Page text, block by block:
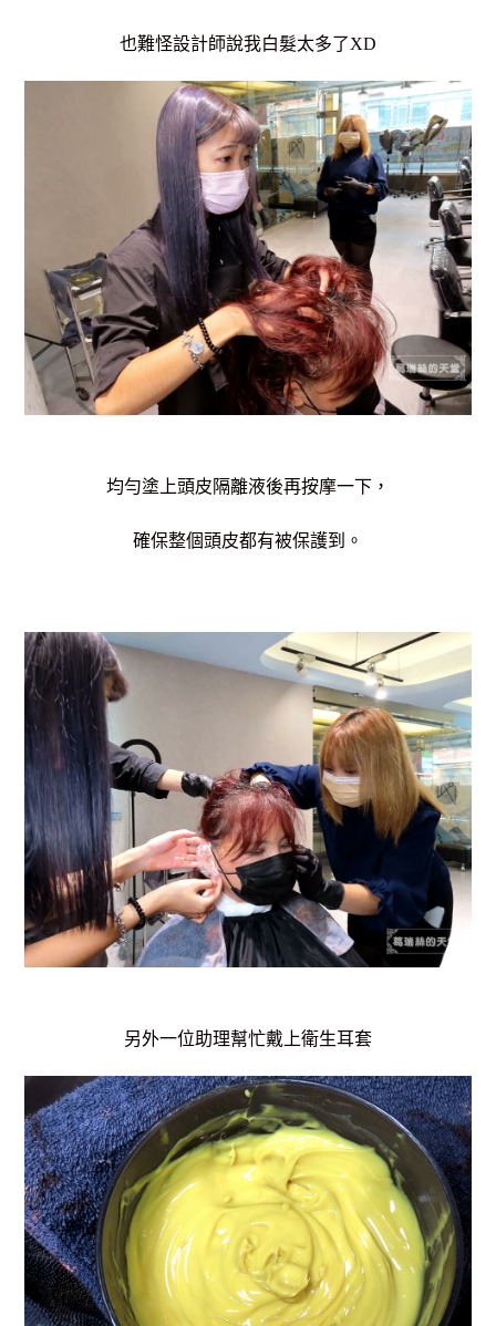
也難怪設計師說我白髮太多了XD
均勻塗上頭皮隔離液後再按摩一下，
確保整個頭皮都有被保護到。
另外一位助理幫忙戴上衛生耳套